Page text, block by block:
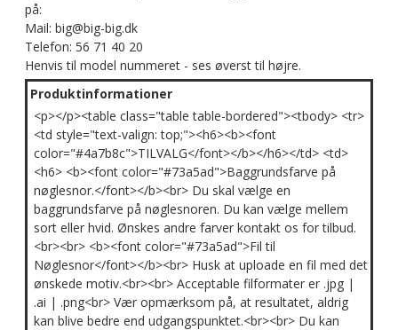
på:
Mail: big@big-big.dk
Telefon: 56 71 40 20
Henvis til model nummeret - ses øverst til højre.
Produktinformationer
<p></p><table class="table table-bordered"><tbody> <tr>
<td style="text-valign: top;"><h6><b><font
color="#4a7b8c">TILVALG</font></b></h6></td> <td>
<h6> <b><font color="#73a5ad">Baggrundsfarve på
nøglesnor.</font></b><br> Du skal vælge en
baggrundsfarve på nøglesnoren. Du kan vælge mellem
sort eller hvid. Ønskes andre farver kontakt os for tilbud.
<br><br> <b><font color="#73a5ad">Fil til
Nøglesnor</font></b><br> Husk at uploade en fil med det
ønskede motiv.<br><br> Acceptable filformater er .jpg |
.ai | .png<br> Vær opmærksom på, at resultatet, aldrig
kan blive bedre end udgangspunktet.<br><br> Du kan